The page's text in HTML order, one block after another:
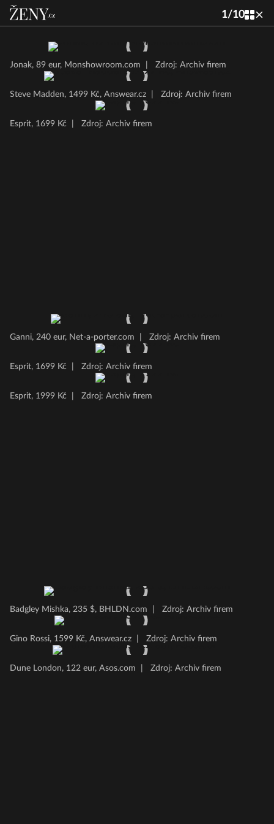
1/10
Jonak, 89 eur, Monshowroom.com Zdroj: Archiv firem
Steve Madden, 1499 Kč, Answear.cz Zdroj: Archiv firem
Esprit, 1699 Kč Zdroj: Archiv firem
Ganni, 240 eur, Net-a-porter.com Zdroj: Archiv firem
Esprit, 1699 Kč Zdroj: Archiv firem
Esprit, 1999 Kč Zdroj: Archiv firem
Badgley Mishka, 235 $, BHLDN.com Zdroj: Archiv firem
Gino Rossi, 1599 Kč, Answear.cz Zdroj: Archiv firem
Dune London, 122 eur, Asos.com Zdroj: Archiv firem